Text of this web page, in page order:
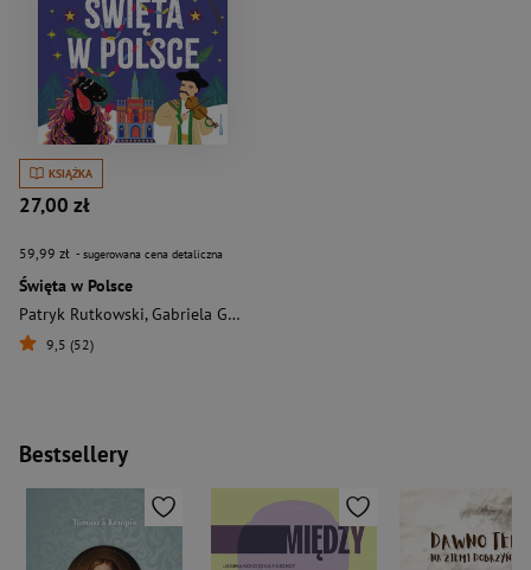
KSIĄŻKA
27,00 zł
59,99 zł - sugerowana cena detaliczna
Święta w Polsce
Patryk Rutkowski,Gabriela Gorączko
9,5 (52)
Bestsellery